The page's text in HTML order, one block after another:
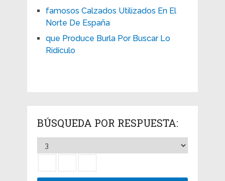
famosos Calzados Utilizados En El
Norte De España
que Produce Burla Por Buscar Lo
Ridículo
BÚSQUEDA POR RESPUESTA: